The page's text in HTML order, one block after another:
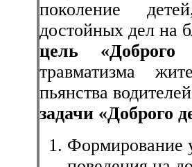
поколение
достойных дел на
цель
травматизма
пьянства
задачи «Доброго
Формирование